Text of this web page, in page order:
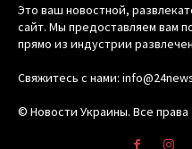
Это ваш новостной,
сайт. Мы предоставляем вам
прямо из индустрии
Свяжитесь с нами:
© Новости Украины. Все